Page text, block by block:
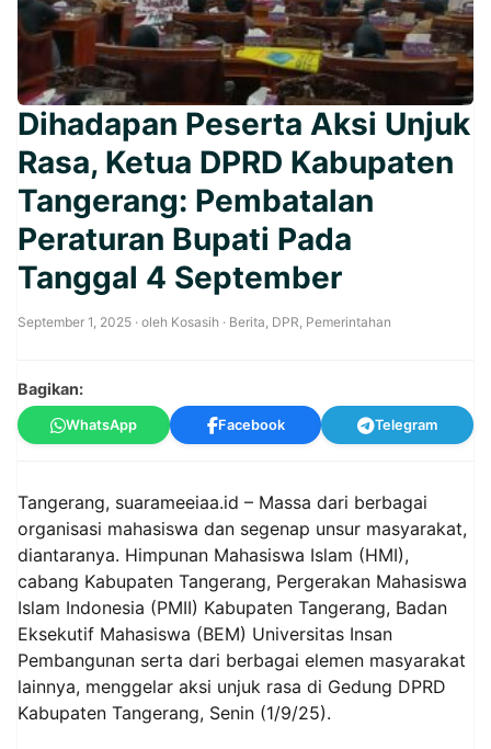
Dihadapan Peserta Aksi Unjuk
Rasa, Ketua DPRD Kabupaten
Tangerang: Pembatalan
Peraturan Bupati Pada
Tanggal 4 September
September 1, 2025 · oleh Kosasih · Berita, DPR, Pemerintahan
Bagikan:
WhatsApp Facebook Telegram
Tangerang, suarameeiaa.id – Massa dari berbagai
organisasi mahasiswa dan segenap unsur masyarakat,
diantaranya. Himpunan Mahasiswa Islam (HMI),
cabang Kabupaten Tangerang, Pergerakan Mahasiswa
Islam Indonesia (PMII) Kabupaten Tangerang, Badan
Eksekutif Mahasiswa (BEM) Universitas Insan
Pembangunan serta dari berbagai elemen masyarakat
lainnya, menggelar aksi unjuk rasa di Gedung DPRD
Kabupaten Tangerang, Senin (1/9/25).